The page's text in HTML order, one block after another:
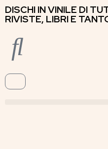
DISCHI IN VINILE DI
RIVISTE, LIBRI E